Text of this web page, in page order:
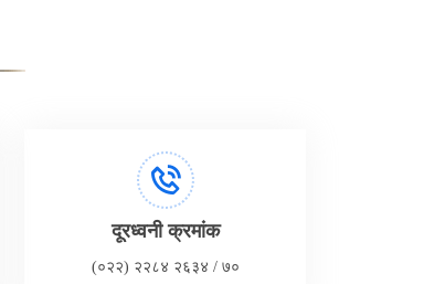
दूरध्वनी क्रमांक
(०२२) २२८४ २६३४ / ७०